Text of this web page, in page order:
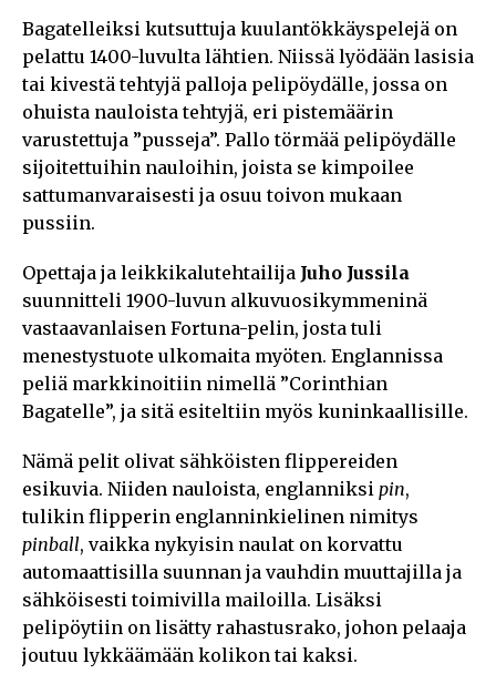
Bagatelleiksi kutsuttuja kuulantökkäyspelejä on
pelattu 1400-luvulta lähtien. Niissä lyödään lasisia
tai kivestä tehtyjä palloja pelipöydälle, jossa on
ohuista nauloista tehtyjä, eri pistemäärin
varustettuja ”pusseja”. Pallo törmää pelipöydälle
sijoitettuihin nauloihin, joista se kimpoilee
sattumanvaraisesti ja osuu toivon mukaan
pussiin.
Opettaja ja leikkikalutehtailija Juho Jussila
suunnitteli 1900-luvun alkuvuosikymmeninä
vastaavanlaisen Fortuna-pelin, josta tuli
menestystuote ulkomaita myöten. Englannissa
peliä markkinoitiin nimellä ”Corinthian
Bagatelle”, ja sitä esiteltiin myös kuninkaallisille.
Nämä pelit olivat sähköisten flippereiden
esikuvia. Niiden nauloista, englanniksi pin,
tulikin flipperin englanninkielinen nimitys
pinball, vaikka nykyisin naulat on korvattu
automaattisilla suunnan ja vauhdin muuttajilla ja
sähköisesti toimivilla mailoilla. Lisäksi
pelipöytiin on lisätty rahastusrako, johon pelaaja
joutuu lykkäämään kolikon tai kaksi.